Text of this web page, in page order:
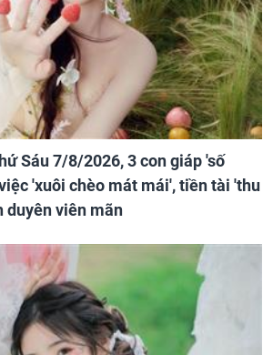
Sáu 7/8/2026, 3 con giáp 'số
'xuôi chèo mát mái', tiền tài 'thu
duyên viên mãn